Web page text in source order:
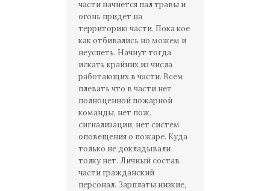
части начнется пал травы и
огонь придет на
территорию части. Пока кое
как отбивались но можем и
неуспеть. Начнут тогда
искать крайних из числа
работающих в части. Всем
плевать что в части нет
полноценной пожарной
команды, нет пож.
сигнализации, нет систем
оповещения о пожаре. Куда
только не докладывали
толку нет. Личный состав
части гражданский
персонал. Зарплаты низкие,